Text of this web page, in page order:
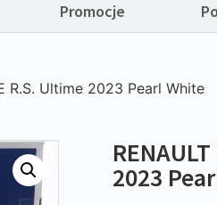
Promocje
R.S. Ultime 2023 Pearl White
2023